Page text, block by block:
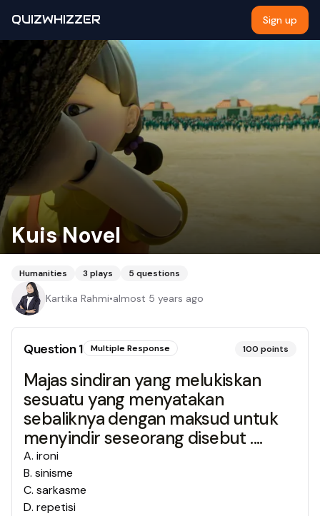
QUIZWHIZZER Sign up
Kuis Novel
Humanities 3 plays 5 questions
Kartika Rahmi•almost 5 years ago
Question1 Multiple Response 100 points
Majas sindiran yang melukiskan
sesuatu yang menyatakan
sebaliknya dengan maksud untuk
menyindir seseorang disebut ....
A. ironi
B. sinisme
C. sarkasme
D. repetisi